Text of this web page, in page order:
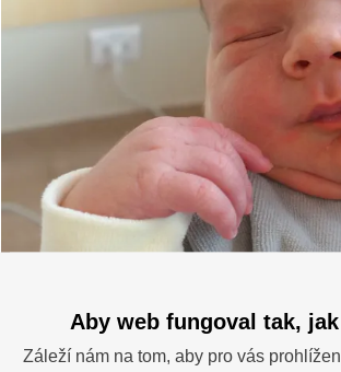
Aby web fungoval tak,
Záleží nám na tom, aby pro vás